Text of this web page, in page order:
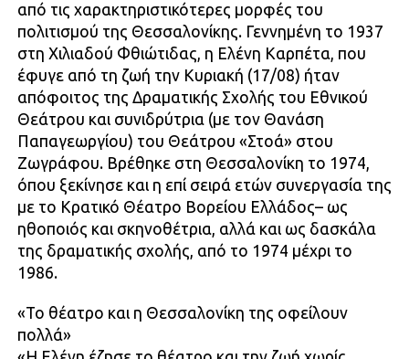
από τις χαρακτηριστικότερες μορφές του
πολιτισμού της Θεσσαλονίκης. Γεννημένη το 1937
στη Χιλιαδού Φθιώτιδας, η Ελένη Καρπέτα, που
έφυγε από τη ζωή την Κυριακή (17/08) ήταν
απόφοιτος της Δραματικής Σχολής του Εθνικού
Θεάτρου και συνιδρύτρια (με τον Θανάση
Παπαγεωργίου) του Θεάτρου «Στοά» στου
Ζωγράφου. Βρέθηκε στη Θεσσαλονίκη το 1974,
όπου ξεκίνησε και η επί σειρά ετών συνεργασία της
με το Κρατικό Θέατρο Βορείου Ελλάδος– ως
ηθοποιός και σκηνοθέτρια, αλλά και ως δασκάλα
της δραματικής σχολής, από το 1974 μέχρι το
1986.
«Το θέατρο και η Θεσσαλονίκη της οφείλουν
πολλά»